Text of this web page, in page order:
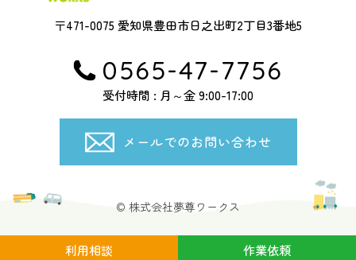
〒471-0075 愛知県豊田市日之出町2丁目3番地5
0565-47-7756
受付時間 : 月～金 9:00-17:00
メールでのお問い合わせ
© 株式会社夢尊ワークス
利用相談 作業依頼